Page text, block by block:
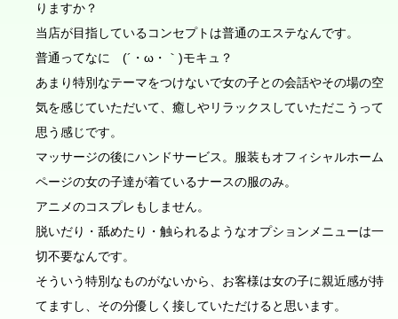
りますか？
当店が目指しているコンセプトは普通のエステなんです。
普通ってなに (´・ω・｀)モキュ？
あまり特別なテーマをつけないで女の子との会話やその場の空
気を感じていただいて、癒しやリラックスしていただこうって
思う感じです。
マッサージの後にハンドサービス。服装もオフィシャルホーム
ページの女の子達が着ているナースの服のみ。
アニメのコスプレもしません。
脱いだり・舐めたり・触られるようなオプションメニューは一
切不要なんです。
そういう特別なものがないから、お客様は女の子に親近感が持
てますし、その分優しく接していただけると思います。